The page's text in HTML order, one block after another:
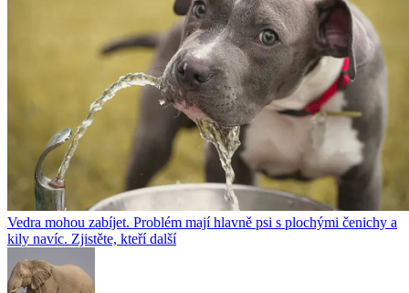
Vedra mohou zabíjet. Problém mají hlavně psi s plochými čenichy a
kily navíc. Zjistěte, kteří další